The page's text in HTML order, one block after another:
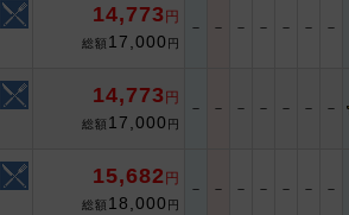
14,773 円
総額 17,000 円
－ － － － － － －
14,773 円
総額 17,000 円
－ － － － － － －
15,682 円
総額 18,000 円
－ － － － － － －